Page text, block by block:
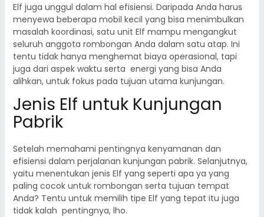
Elf juga unggul dalam hal efisiensi. Daripada Anda harus
menyewa beberapa mobil kecil yang bisa menimbulkan
masalah koordinasi, satu unit Elf mampu mengangkut
seluruh anggota rombongan Anda dalam satu atap. Ini
tentu tidak hanya menghemat biaya operasional, tapi
juga dari aspek waktu serta energi yang bisa Anda
alihkan, untuk fokus pada tujuan utama kunjungan.
Jenis Elf untuk Kunjungan
Pabrik
Setelah memahami pentingnya kenyamanan dan
efisiensi dalam perjalanan kunjungan pabrik. Selanjutnya,
yaitu menentukan jenis Elf yang seperti apa ya yang
paling cocok untuk rombongan serta tujuan tempat
Anda? Tentu untuk memilih tipe Elf yang tepat itu juga
tidak kalah pentingnya, lho.